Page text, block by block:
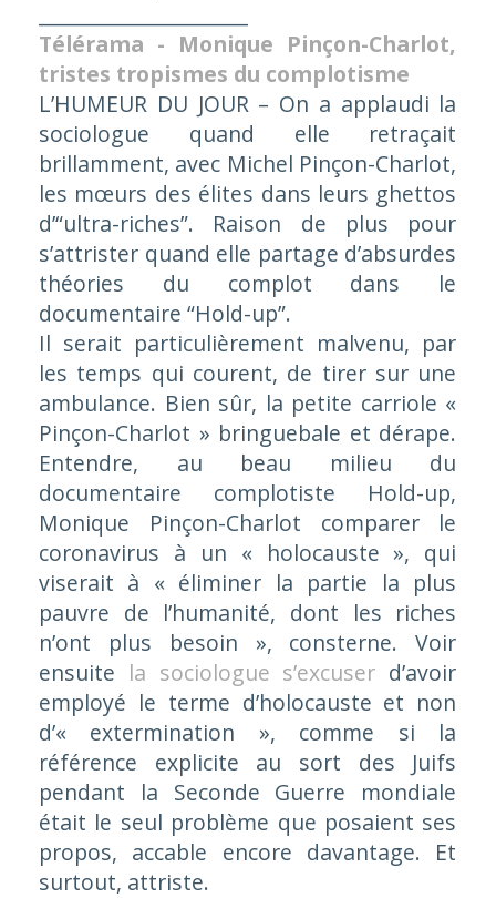
Télérama - Monique Pinçon-Charlot,
tristes tropismes du complotisme
L’HUMEUR DU JOUR – On a applaudi la
sociologue quand elle retraçait
brillamment, avec Michel Pinçon-Charlot,
les mœurs des élites dans leurs ghettos
d’“ultra-riches”. Raison de plus pour
s’attrister quand elle partage d’absurdes
théories du complot dans le
documentaire “Hold-up”.
Il serait particulièrement malvenu, par
les temps qui courent, de tirer sur une
ambulance. Bien sûr, la petite carriole «
Pinçon-Charlot » bringuebale et dérape.
Entendre, au beau milieu du
documentaire complotiste Hold-up,
Monique Pinçon-Charlot comparer le
coronavirus à un « holocauste », qui
viserait à « éliminer la partie la plus
pauvre de l’humanité, dont les riches
n’ont plus besoin », consterne. Voir
ensuite la sociologue s’excuser d’avoir
employé le terme d’holocauste et non
d’« extermination », comme si la
référence explicite au sort des Juifs
pendant la Seconde Guerre mondiale
était le seul problème que posaient ses
propos, accable encore davantage. Et
surtout, attriste.